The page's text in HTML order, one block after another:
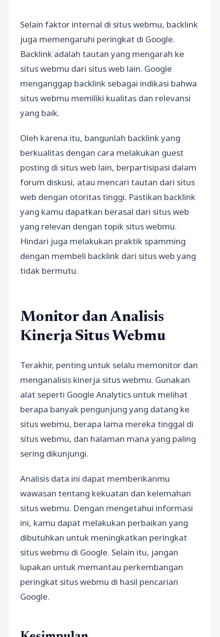
Selain faktor internal di situs webmu, backlink
juga memengaruhi peringkat di Google.
Backlink adalah tautan yang mengarah ke
situs webmu dari situs web lain. Google
menganggap backlink sebagai indikasi bahwa
situs webmu memiliki kualitas dan relevansi
yang baik.
Oleh karena itu, bangunlah backlink yang
berkualitas dengan cara melakukan guest
posting di situs web lain, berpartisipasi dalam
forum diskusi, atau mencari tautan dari situs
web dengan otoritas tinggi. Pastikan backlink
yang kamu dapatkan berasal dari situs web
yang relevan dengan topik situs webmu.
Hindari juga melakukan praktik spamming
dengan membeli backlink dari situs web yang
tidak bermutu.
Monitor dan Analisis
Kinerja Situs Webmu
Terakhir, penting untuk selalu memonitor dan
menganalisis kinerja situs webmu. Gunakan
alat seperti Google Analytics untuk melihat
berapa banyak pengunjung yang datang ke
situs webmu, berapa lama mereka tinggal di
situs webmu, dan halaman mana yang paling
sering dikunjungi.
Analisis data ini dapat memberikanmu
wawasan tentang kekuatan dan kelemahan
situs webmu. Dengan mengetahui informasi
ini, kamu dapat melakukan perbaikan yang
dibutuhkan untuk meningkatkan peringkat
situs webmu di Google. Selain itu, jangan
lupakan untuk memantau perkembangan
peringkat situs webmu di hasil pencarian
Google.